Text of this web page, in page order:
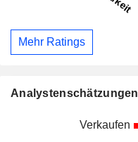
Mehr Ratings
Analystenschätzungen
Verkaufen